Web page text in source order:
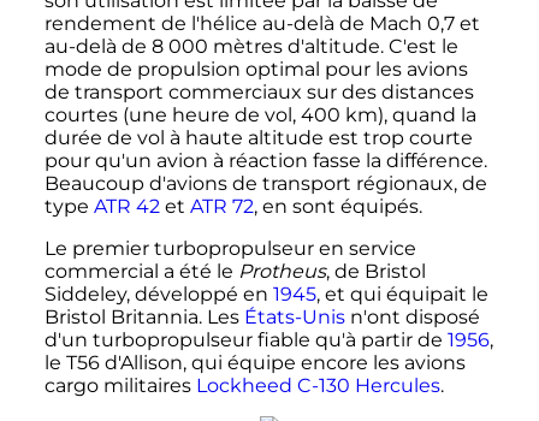
rendement de l'hélice au-delà de Mach 0,7 et
au-delà de 8 000 mètresd'altitude. C'est le
mode de propulsion optimal pour les avions
de transport commerciaux sur des distances
courtes (une heure de vol, 400 km), quand la
durée de vol à haute altitude est trop courte
pour qu'un avion à réaction fasse la différence.
Beaucoup d'avions de transport régionaux, de
type ATR 42 et ATR 72, en sont équipés.
Le premier turbopropulseur en service
commercial a été le Protheus, de Bristol
Siddeley, développé en 1945, et qui équipait le
Bristol Britannia. Les États-Unisn'ont disposé
d'un turbopropulseur fiable qu'à partir de 1956,
le T56 d'Allison, qui équipe encore les avions
cargo militaires Lockheed C-130 Hercules.